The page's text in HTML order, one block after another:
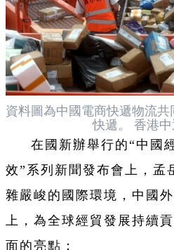
資料圖為中國電商快遞物流
快遞。 香港
在國新辦舉行的“中國
效”系列新聞發布會上，孟
雜嚴峻的國際環境，中國
上，為全球經貿發展持續
面的亮點：